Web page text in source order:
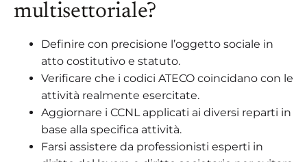
multisettoriale?
Definire con precisione l’oggetto sociale in
atto costitutivo e statuto.
Verificare che i codici ATECO coincidano con le
attività realmente esercitate.
Aggiornare i CCNL applicati ai diversi reparti in
base alla specifica attività.
Farsi assistere da professionisti esperti in